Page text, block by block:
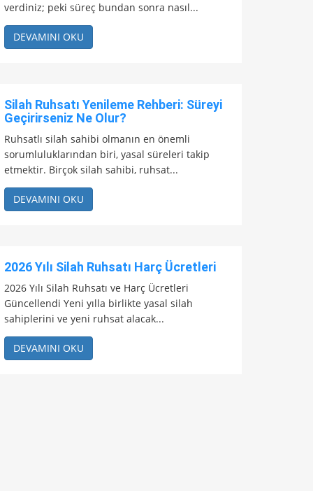
verdiniz; peki süreç bundan sonra nasıl...
DEVAMINI OKU
Silah Ruhsatı Yenileme Rehberi: Süreyi
Geçirirseniz Ne Olur?
Ruhsatlı silah sahibi olmanın en önemli
sorumluluklarından biri, yasal süreleri takip
etmektir. Birçok silah sahibi, ruhsat...
DEVAMINI OKU
2026 Yılı Silah Ruhsatı Harç Ücretleri
2026 Yılı Silah Ruhsatı ve Harç Ücretleri
Güncellendi Yeni yılla birlikte yasal silah
sahiplerini ve yeni ruhsat alacak...
DEVAMINI OKU